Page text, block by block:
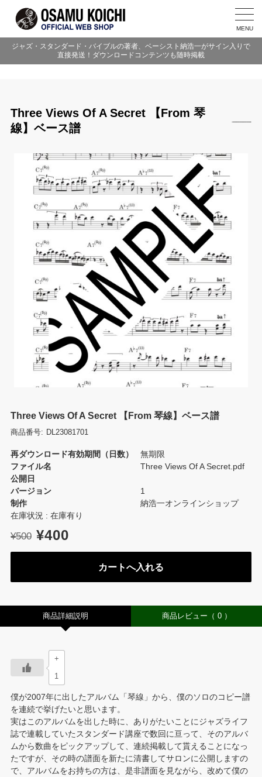
MENU
ジャズ・スタンダード・バイブルの著者、ベーシスト納浩一がサイン入りで
直接発送！ダウンロードコンテンツも随時掲載
Three Views Of A Secret 【From 琴
線】ベース譜
Three Views Of A Secret 【From 琴線】ベース譜
商品番号: DL23081701
再ダウンロード有効期間（日数）
無期限
ファイル名
Three Views Of A Secret.pdf
公開日
バージョン
1
制作
納浩一オンラインショップ
在庫状況 : 在庫有り
¥500¥400
商品詳細説明 商品レビュー （ 0 ）
+
1
僕が2007年に出したアルバム「琴線」から、僕のソロのコピー譜
を連続で挙げたいと思います。
実はこのアルバムを出した時に、ありがたいことにジャズライフ
誌で連載していたスタンダード講座で数回に亘って、そのアルバ
ムから数曲をピックアップして、連続掲載して貰えることになっ
たですが、その時の譜面を新たに清書してサロンに公開しますの
で、アルバムをお持ちの方は、是非譜面を見ながら、改めて僕の